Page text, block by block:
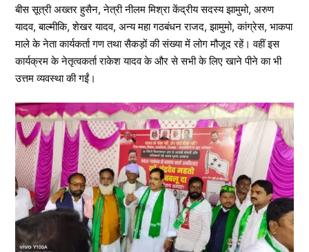
बीस सूत्री अख्तर हुसैन, नेत्री नीलम मिश्रा केंद्रीय सदस्य झामुमो, अरुण
यादव, बाल्मीकि, शेखर यादव, अन्य महा गठबंधन राजद, झामुमो, कांग्रेस, भाकपा
माले के नेता कार्यकर्ता गण तथा सैकड़ों की संख्या में लोग मौजूद रहें। वहीं इस
कार्यक्रम के नेतृत्वकर्ता राकेश यादव के और से सभी के लिए खाने पीने का भी
उत्तम व्यवस्था की गईं।